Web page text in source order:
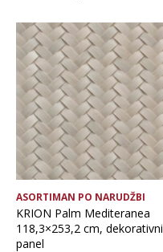
ASORTIMAN PO NARUDŽBI
KRION Palm Mediteranea
118,3×253,2 cm, dekorativni
panel